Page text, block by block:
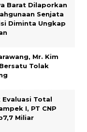
Barat Dilaporkan
Senjata
Diminta Ungkap
Mr. Kim
Tolak
Evaluasi Total
I, PT CNP
Miliar